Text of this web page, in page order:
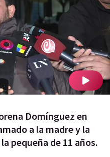
Domínguez en
a la madre y la
pequeña de 11 años.